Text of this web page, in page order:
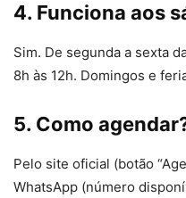
4. Funciona aos
Sim. De segunda a sexta
8h às 12h. Domingos e
5. Como
Pelo site oficial (botão
WhatsApp (número